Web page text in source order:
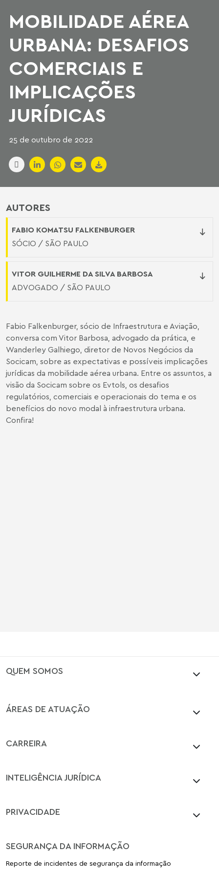
MOBILIDADE AÉREA
URBANA: DESAFIOS
COMERCIAIS E
IMPLICAÇÕES
JURÍDICAS
25 de outubro de 2022
AUTORES
FABIO KOMATSU FALKENBURGER
SÓCIO / SÃO PAULO
VITOR GUILHERME DA SILVA BARBOSA
ADVOGADO / SÃO PAULO
Fabio Falkenburger, sócio de Infraestrutura e Aviação,
conversa com Vitor Barbosa, advogado da prática, e
Wanderley Galhiego, diretor de Novos Negócios da
Socicam, sobre as expectativas e possíveis implicações
jurídicas da mobilidade aérea urbana. Entre os assuntos, a
visão da Socicam sobre os Evtols, os desafios
regulatórios, comerciais e operacionais do tema e os
benefícios do novo modal à infraestrutura urbana.
Confira!
QUEM SOMOS
ÁREAS DE ATUAÇÃO
CARREIRA
INTELIGÊNCIA JURÍDICA
PRIVACIDADE
SEGURANÇA DA INFORMAÇÃO
Reporte de incidentes de segurança da informação